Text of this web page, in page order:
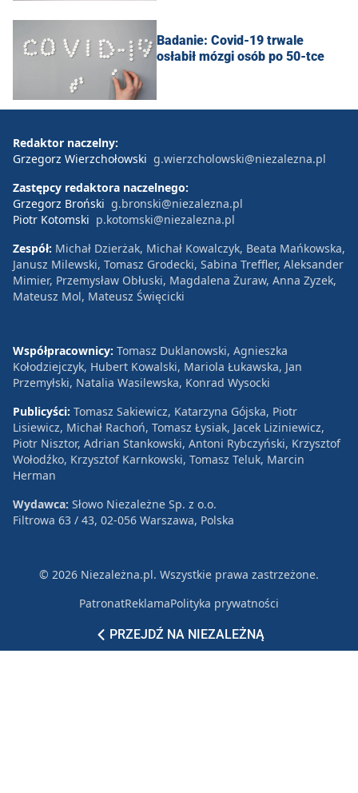
Badanie: Covid-19 trwale
osłabił mózgi osób po 50-tce
PRZEJDŹ NA NIEZALEŻNĄ
Redaktor naczelny:
Grzegorz Wierzchołowski g.wierzcholowski@niezalezna.pl
Zastępcy redaktora naczelnego:
Grzegorz Broński g.bronski@niezalezna.pl
Piotr Kotomski p.kotomski@niezalezna.pl
Zespół: Michał Dzierżak, Michał Kowalczyk, Beata Mańkowska,
Janusz Milewski, Tomasz Grodecki, Sabina Treffler, Aleksander
Mimier, Przemysław Obłuski, Magdalena Żuraw, Anna Zyzek,
Mateusz Mol, Mateusz Święcicki
Współpracownicy: Tomasz Duklanowski, Agnieszka
Kołodziejczyk, Hubert Kowalski, Mariola Łukawska, Jan
Przemyłski, Natalia Wasilewska, Konrad Wysocki
Publicyści: Tomasz Sakiewicz, Katarzyna Gójska, Piotr
Lisiewicz, Michał Rachoń, Tomasz Łysiak, Jacek Liziniewicz,
Piotr Nisztor, Adrian Stankowski, Antoni Rybczyński, Krzysztof
Wołodźko, Krzysztof Karnkowski, Tomasz Teluk, Marcin
Herman
Wydawca: Słowo Niezależne Sp. z o.o.
Filtrowa 63 / 43, 02-056 Warszawa, Polska
© 2026 Niezależna.pl. Wszystkie prawa zastrzeżone.
PatronatReklamaPolityka prywatności